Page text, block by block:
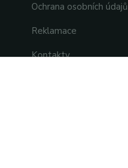
Ochrana osobních údajů
Reklamace
Kontakty